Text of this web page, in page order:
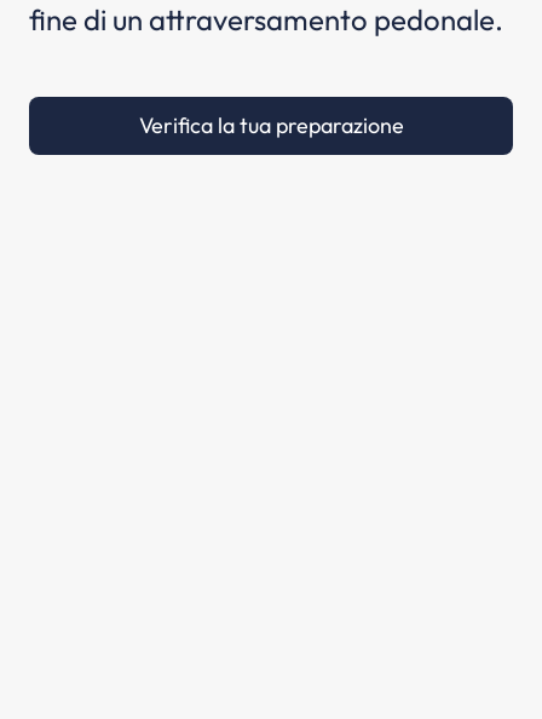
fine di un attraversamento pedonale.
Verifica la tua preparazione